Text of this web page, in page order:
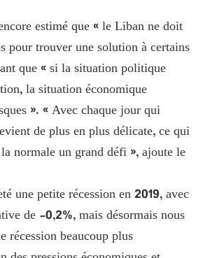
estimé que « le Liban ne doit
pour trouver une solution à certains
que « si la situation politique
la situation économique
». « Avec chaque jour qui
de plus en plus délicate, ce qui
normale un grand défi », ajoute le
une petite récession en 2019, avec
de -0,2%, mais désormais nous
récession beaucoup plus